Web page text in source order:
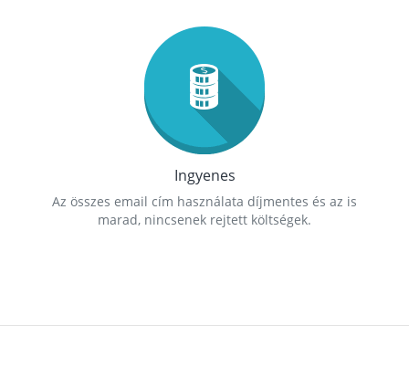
Ingyenes
Az összes email cím használata díjmentes és az is
marad, nincsenek rejtett költségek.